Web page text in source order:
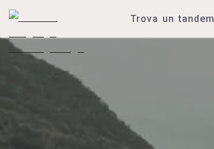
Trova un tandem